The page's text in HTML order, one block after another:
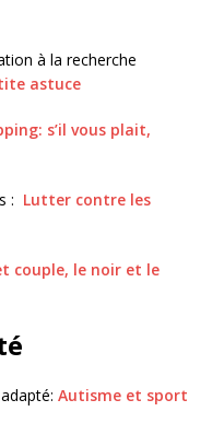
à la recherche
astuce
s’il vous plait,
: Lutter contre les
couple, le noir et le
Autisme et sport